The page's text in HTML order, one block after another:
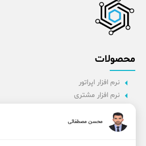
محصولات
نرم افزار اپراتور
نرم افزار مشتری
نرم افزار راننده
پنل مدیریت
محسن مصطفائی